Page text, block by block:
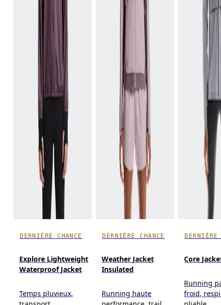
DERNIÈRE CHANCE
Explore Lightweight
Waterproof Jacket
Temps pluvieux,
DERNIÈRE CHANCE
Weather Jacket
Insulated
Running haute
DERNIÈRE
Core
Running
froid,